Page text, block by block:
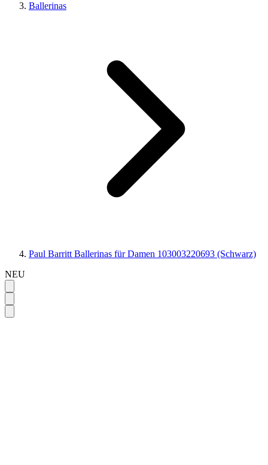
Ballerinas
Paul Barritt Ballerinas für Damen 103003220693 (Schwarz)
NEU